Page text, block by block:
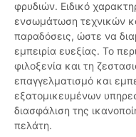
φρυδιών. Ειδικό
ενσωμάτωση τεχνικών
παραδόσεις, ώστε να
εμπειρία ευεξίας. Το
φιλοξενία και τη
επαγγελματισμό και
εξατομικευμένων
διασφάλιση της
πελάτη.